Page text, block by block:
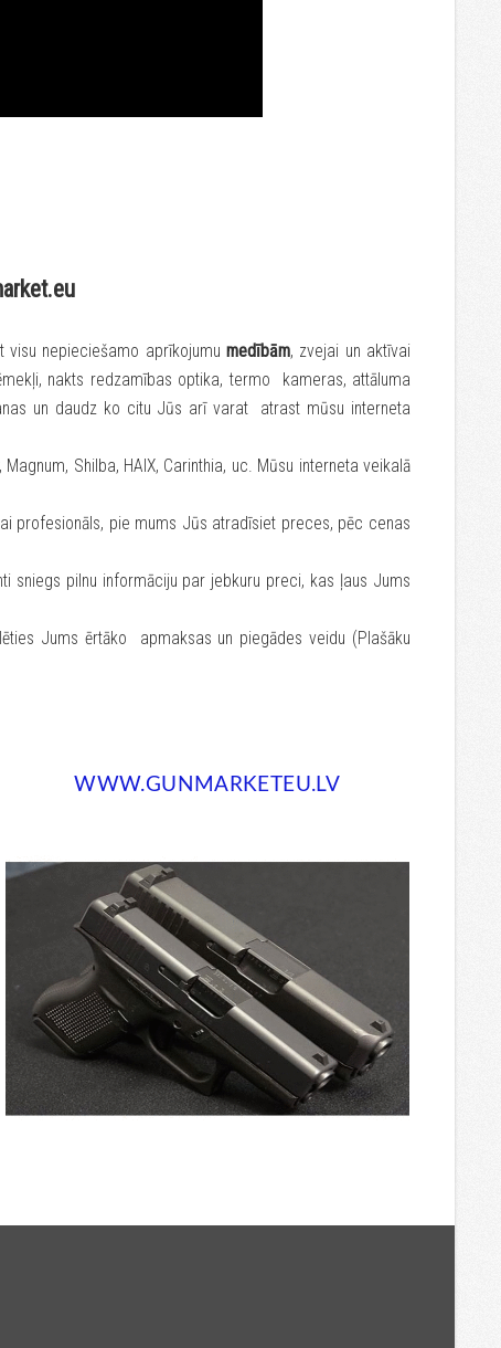
visu nepieciešamo aprīkojumumedībām, zvejai un aktīvai
nakts redzamības optika, termo kameras, attāluma
un daudz ko citu Jūs arī varat atrast mūsu interneta
Shilba, HAIX, Carinthia, uc. Mūsu interneta veikalā
profesionāls, pie mums Jūs atradīsiet preces, pēc cenas
pilnu informāciju par jebkuru preci, kas ļaus Jums
Jums ērtāko apmaksas un piegādes veidu (Plašāku
WWW.GUNMARKETEU.LV